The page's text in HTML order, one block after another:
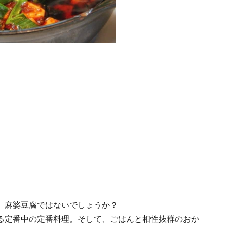
婆豆腐ではないでしょうか？
番中の定番料理。そして、ごはんと相性抜群のおか